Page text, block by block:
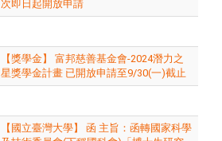
次即日起開放申請
【獎學金】 富邦慈善基金會-2024潛力之
星獎學金計畫 已開放申請至9/30(一)截止
【國立臺灣大學】 函 主旨：函轉國家科學